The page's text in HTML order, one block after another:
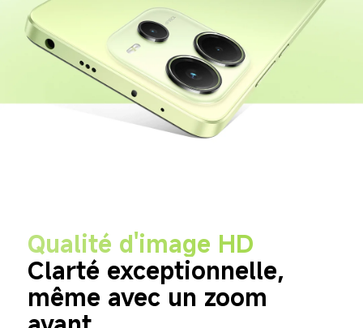
Qualité d'image HD
Clarté exceptionnelle,
même avec un zoom